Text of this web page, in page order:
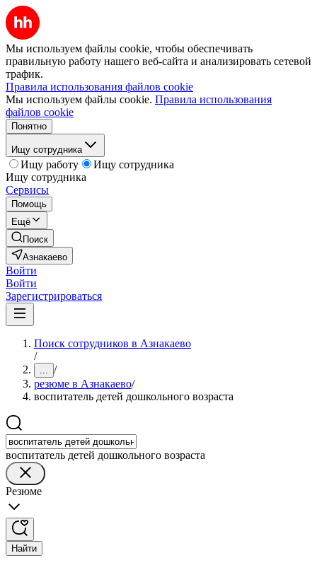
Мы используем файлы cookie, чтобы обеспечивать
правильную работу нашего веб-сайта и анализировать сетевой
трафик.
Правила использования файлов cookie
Мы используем файлы cookie. Правила использования
файлов cookie
Понятно
Ищу сотрудника
Ищу работу
Ищу сотрудника
Ищу сотрудника
Сервисы
Помощь
Ещё
Поиск
Азнакаево
Войти
Войти
Зарегистрироваться
Поиск сотрудников в Азнакаево
/
... /
резюме в Азнакаево/
воспитатель детей дошкольного возраста
воспитатель детей дошкольного возраста
Резюме
Найти